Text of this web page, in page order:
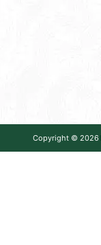
Copyright © 2026